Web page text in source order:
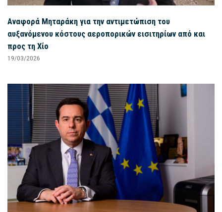
Αναφορά Μηταράκη για την αντιμετώπιση του
αυξανόμενου κόστους αεροπορικών εισιτηρίων από και
προς τη Χίο
19/03/2026